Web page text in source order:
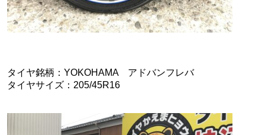
タイヤ銘柄：YOKOHAMA アドバンフレバ
タイヤサイズ：205/45R16